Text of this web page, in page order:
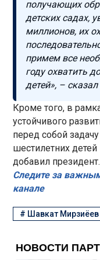
получающих
детских садах,
миллионов, их
примем все
году охватить
детей», –
Кроме того, в
устойчивого
перед собой
шестилетних
добавил президент.
Следите за
канале
# Шавкат Мирзиёев